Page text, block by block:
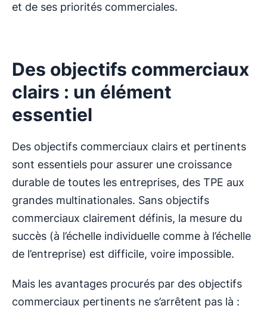
et de ses priorités commerciales.
Des objectifs commerciaux
clairs : un élément
essentiel
Des objectifs commerciaux clairs et pertinents
sont essentiels pour assurer une croissance
durable de toutes les entreprises, des TPE aux
grandes multinationales. Sans objectifs
commerciaux clairement définis, la mesure du
succès (à l’échelle individuelle comme à l’échelle
de l’entreprise) est difficile, voire impossible.
Mais les avantages procurés par des objectifs
commerciaux pertinents ne s’arrêtent pas là :